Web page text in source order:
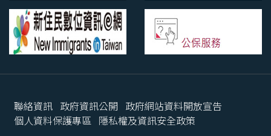
聯絡資訊 政府資訊公開 政府網站資料開放宣告
個人資料保護專區 隱私權及資訊安全政策